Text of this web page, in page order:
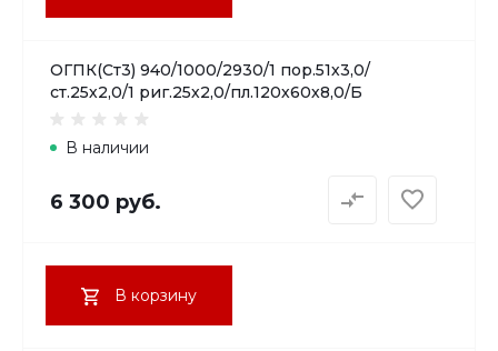
ОГПК(Ст3) 940/1000/2930/1 пор.51х3,0/
ст.25х2,0/1 риг.25х2,0/пл.120х60х8,0/Б
В наличии
6 300 руб.
В корзину